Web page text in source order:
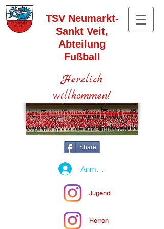
TSV Neumarkt-
Sankt Veit,
Abteilung
Fußball
Herzlich
willkommen!
Share
Anmelden
Jugend
Herren